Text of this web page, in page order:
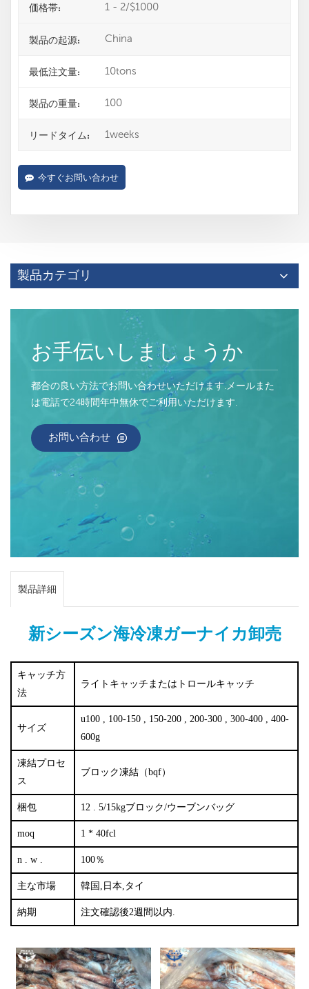
価格帯: 1 - 2/$1000
製品の起源: China
最低注文量: 10tons
製品の重量: 100
リードタイム: 1weeks
今すぐお問い合わせ
製品カテゴリ
お手伝いしましょうか
都合の良い方法でお問い合わせいただけます.メールまた
は電話で24時間年中無休でご利用いただけます.
お問い合わせ
製品詳細
新シーズン海冷凍ガーナイカ卸売
キャッチ方
法
ライトキャッチまたはトロールキャッチ
サイズ
u100 , 100-150 , 150-200 , 200-300 , 300-400 , 400-
600g
凍結プロセ
ス
ブロック凍結（bqf）
梱包 12 . 5/15kgブロック/ウーブンバッグ
moq 1 * 40fcl
n . w . 100％
主な市場 韓国,日本,タイ
納期 注文確認後2週間以内.